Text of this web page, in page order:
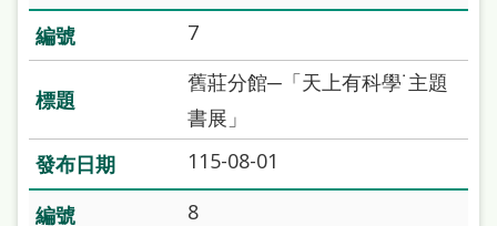
彙
台
北
通
陳
情
7
舊莊分館─「天上有科學˙主題
書展」
115-08-01
8